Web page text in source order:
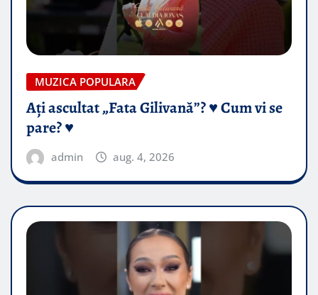
MUZICA POPULARA
Ați ascultat „Fata Gilivană”? ♥️ Cum vi se
pare? ♥️
admin aug. 4, 2026